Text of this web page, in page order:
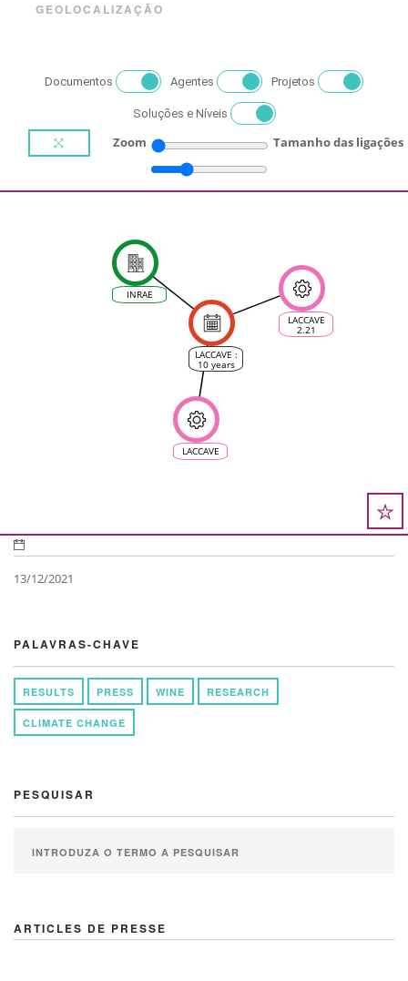
GEOLOCALIZAÇÃO
Documentos Agentes Projetos
Soluções e Níveis
Zoom Tamanho das ligações
LACCAVE :
10 years
of
partnership
research
for climate
change
adaptation
of the
wine
&amp;
INRAE
LACCAVE
LACCAVE
2.21
13/12/2021
PALAVRAS-CHAVE
RESULTS PRESS WINE RESEARCH
CLIMATE CHANGE
PESQUISAR
ARTICLES DE PRESSE